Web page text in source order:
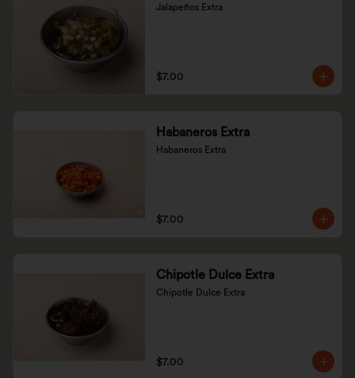
Jalapeños Extra
$7.00
Habaneros Extra
Habaneros Extra
$7.00
Chipotle Dulce Extra
Chipotle Dulce Extra
$7.00